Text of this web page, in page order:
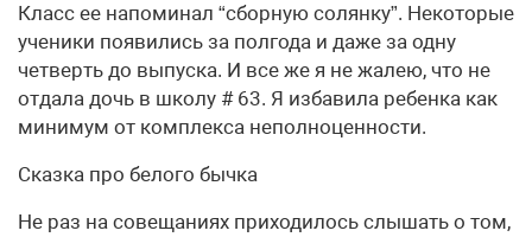
Класс ее напоминал “сборную солянку”. Некоторые
ученики появились за полгода и даже за одну
четверть до выпуска. И все же я не жалею, что не
отдала дочь в школу # 63. Я избавила ребенка как
минимум от комплекса неполноценности.
Сказка про белого бычка
Не раз на совещаниях приходилось слышать о том,